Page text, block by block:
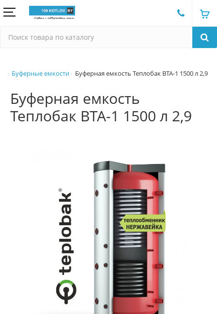
Буферные емкости Буферная емкость Теплобак ВТА-1 1500 л 2,9
Буферная емкость
Теплобак ВТА-1 1500 л 2,9